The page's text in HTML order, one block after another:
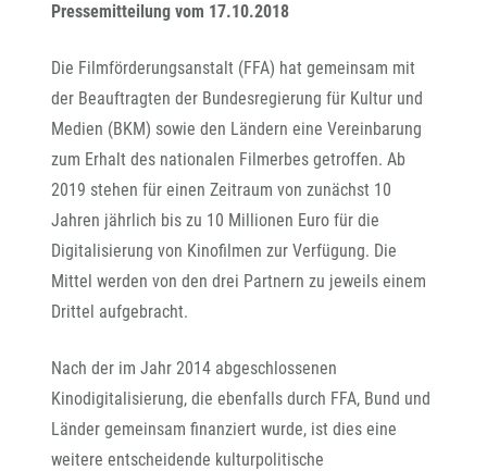
Pressemitteilung vom 17.10.2018
Die Filmförderungsanstalt (FFA) hat gemeinsam mit
der Beauftragten der Bundesregierung für Kultur und
Medien (BKM) sowie den Ländern eine Vereinbarung
zum Erhalt des nationalen Filmerbes getroffen. Ab
2019 stehen für einen Zeitraum von zunächst 10
Jahren jährlich bis zu 10 Millionen Euro für die
Digitalisierung von Kinofilmen zur Verfügung. Die
Mittel werden von den drei Partnern zu jeweils einem
Drittel aufgebracht.
Nach der im Jahr 2014 abgeschlossenen
Kinodigitalisierung, die ebenfalls durch FFA, Bund und
Länder gemeinsam finanziert wurde, ist dies eine
weitere entscheidende kulturpolitische